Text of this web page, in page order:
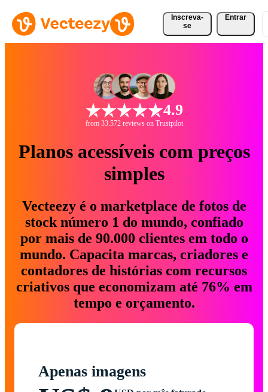
Inscreva-
se
Entrar
4.9
from 33.572 reviews on Trustpilot
Planos acessíveis com preços
simples
Vecteezy é o marketplace de fotos de
stock número 1 do mundo, confiado
por mais de 90.000 clientes em todo o
mundo. Capacita marcas, criadores e
contadores de histórias com recursos
criativos que economizam até 76% em
tempo e orçamento.
Apenas imagens